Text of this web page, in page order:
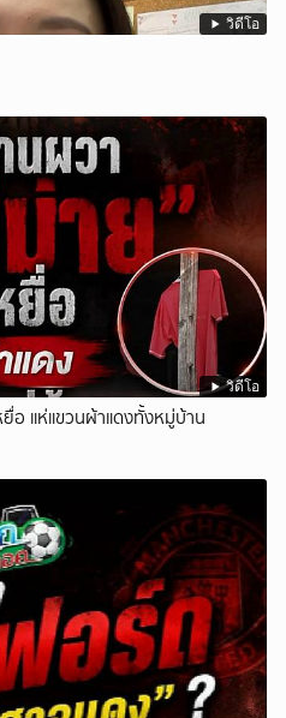
วิดีโอ
วิดีโอ
อ แห่แขวนผ้าแดงทั้งหมู่บ้าน